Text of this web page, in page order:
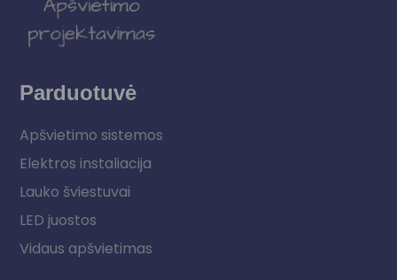
Parduotuvė
Apšvietimo sistemos
Elektros instaliacija
Lauko šviestuvai
LED juostos
Vidaus apšvietimas